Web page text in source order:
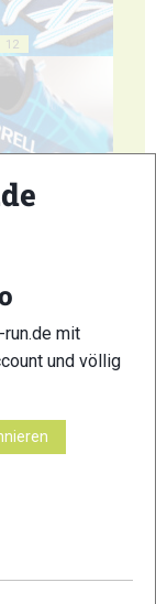
12
14
16
run.de mit
und völlig